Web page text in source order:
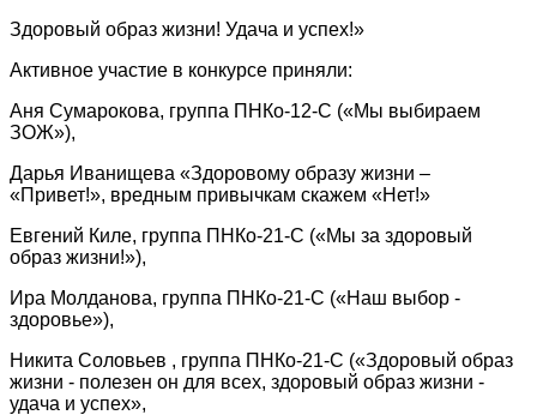
Здоровый образ жизни! Удача и успех!»
Активное участие в конкурсе приняли:
Аня Сумарокова, группа ПНКо-12-С («Мы выбираем
ЗОЖ»),
Дарья Иванищева «Здоровому образу жизни –
«Привет!», вредным привычкам скажем «Нет!»
Евгений Киле, группа ПНКо-21-С («Мы за здоровый
образ жизни!»),
Ира Молданова, группа ПНКо-21-С («Наш выбор -
здоровье»),
Никита Соловьев , группа ПНКо-21-С («Здоровый образ
жизни - полезен он для всех, здоровый образ жизни -
удача и успех»,